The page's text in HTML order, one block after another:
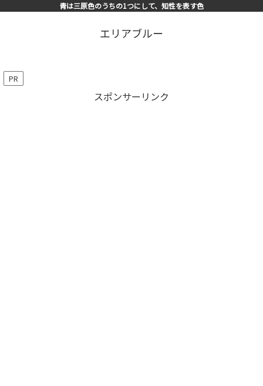
青は三原色のうちの1つにして、知性を表す色
エリアブルー
PR
スポンサーリンク